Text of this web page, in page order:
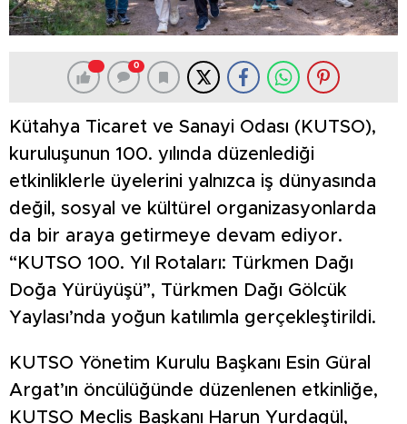
0
Kütahya Ticaret ve Sanayi Odası (KUTSO),
kuruluşunun 100. yılında düzenlediği
etkinliklerle üyelerini yalnızca iş dünyasında
değil, sosyal ve kültürel organizasyonlarda
da bir araya getirmeye devam ediyor.
“KUTSO 100. Yıl Rotaları: Türkmen Dağı
Doğa Yürüyüşü”, Türkmen Dağı Gölcük
Yaylası’nda yoğun katılımla gerçekleştirildi.
KUTSO Yönetim Kurulu Başkanı Esin Güral
Argat’ın öncülüğünde düzenlenen etkinliğe,
KUTSO Meclis Başkanı Harun Yurdagül,